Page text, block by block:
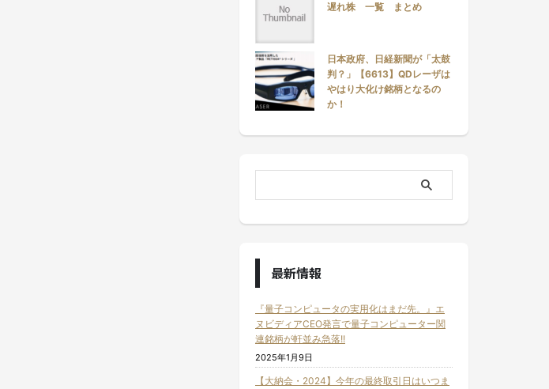
遅れ株 一覧 まとめ
日本政府、日経新聞が「太鼓
判？」【6613】QDレーザは
やはり大化け銘柄となるの
か！
最新情報
『量子コンピュータの実用化はまだ先。』エ
ヌビディアCEO発言で量子コンピューター関
連銘柄が軒並み急落!!
2025年1月9日
【大納会・2024】今年の最終取引日はいつま